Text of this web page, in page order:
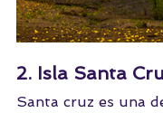
2. Isla Santa
Santa cruz es una